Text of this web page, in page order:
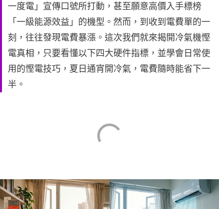
一度電」宣傳口號所打動，甚至願意高價入手標榜
「一級能源效益」的機型。然而，到收到電費單的一
刻，往往發現電費暴漲。這次我們就來揭開冷氣機慳
電真相，只要看懂以下四大硬件指標，並學會日常使
用的慳電技巧，夏日通宵開冷氣，電費隨時能省下一
半。